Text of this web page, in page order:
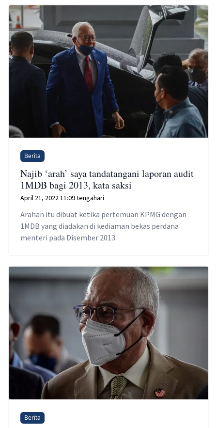
Berita
Najib ‘arah’ saya tandatangani laporan audit
1MDB bagi 2013, kata saksi
April 21, 2022 11:09 tengahari
Arahan itu dibuat ketika pertemuan KPMG dengan
1MDB yang diadakan di kediaman bekas perdana
menteri pada Disember 2013.
Berita